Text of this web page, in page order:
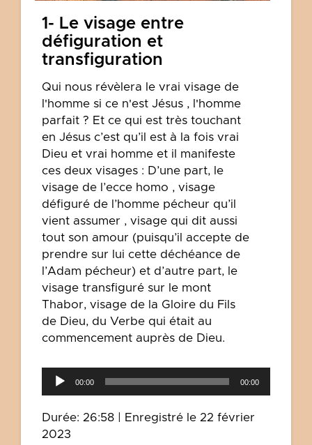
1- Le visage entre
défiguration et
transfiguration
Qui nous révèlera le vrai visage de
l'homme si ce n'est Jésus , l'homme
parfait ? Et ce qui est très touchant
en Jésus c’est qu’il est à la fois vrai
Dieu et vrai homme et il manifeste
ces deux visages : D’une part, le
visage de l’ecce homo , visage
défiguré de l’homme pécheur qu’il
vient assumer , visage qui dit aussi
tout son amour (puisqu’il accepte de
prendre sur lui cette déchéance de
l’Adam pécheur) et d’autre part, le
visage transfiguré sur le mont
Thabor, visage de la Gloire du Fils
de Dieu, du Verbe qui était au
commencement auprès de Dieu.
00:00 00:00
Durée: 26:58
Enregistré le 22 février
2023